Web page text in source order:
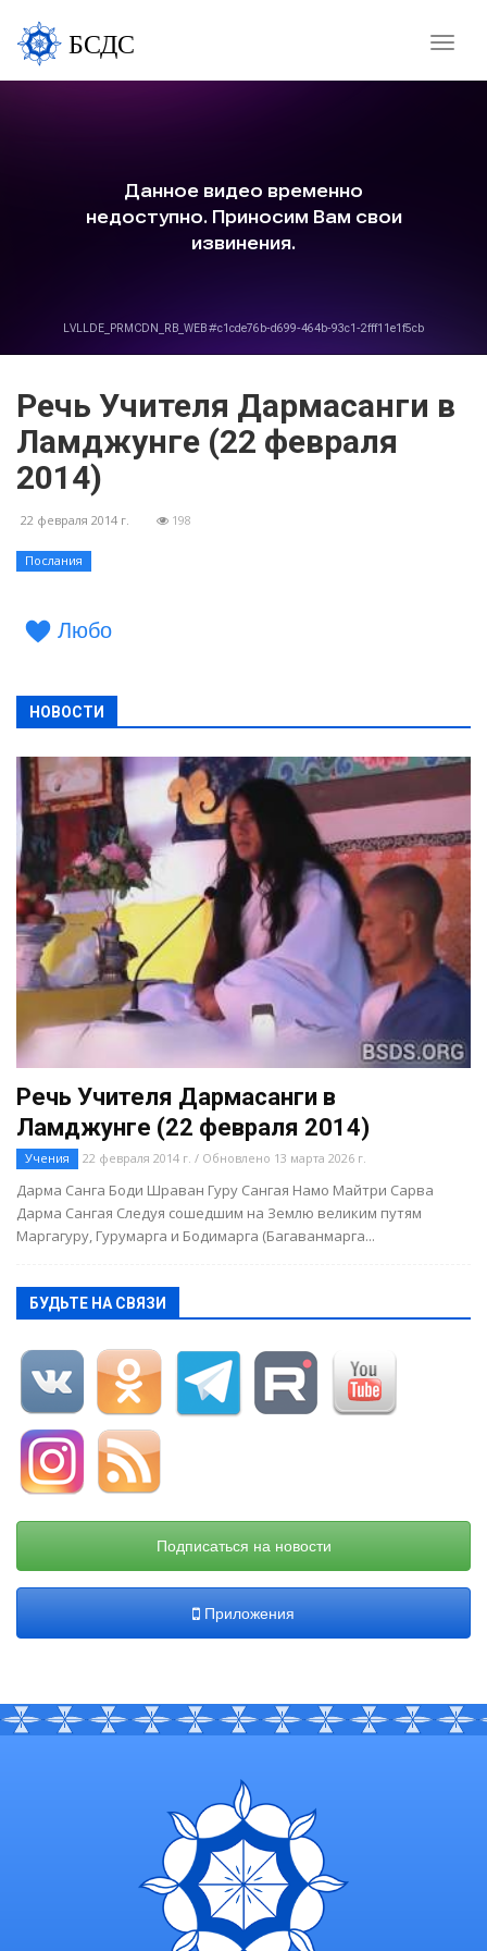
Toggle
БСДС
Речь Учителя Дармасанги в
Ламджунге (22 февраля
2014)
22 февраля 2014 г. 198
Послания
Любо
НОВОСТИ
Речь Учителя Дармасанги в
Ламджунге (22 февраля 2014)
Учения 22 февраля 2014 г. / Обновлено 13 марта 2026 г.
Дарма Санга Боди Шраван Гуру Сангая Намо Майтри Сарва
Дарма Сангая Следуя сошедшим на Землю великим путям
Маргагуру, Гурумарга и Бодимарга (Багаванмарга...
БУДЬТЕ НА СВЯЗИ
Подписаться на новости
Приложения